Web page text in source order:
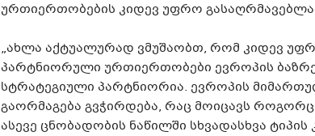
ურთიერთობების კიდევ უფრო
„ახლა აქტუალურად ვმუშაობთ, რომ კიდევ
პარტნიორული ურთიერთობები ევროპის
სტრატეგიული პარტნიორია. ევროპის
გაორმაგება გვჭირდება, რაც მოიცავს როგორც
ასევე ცნობადობის ნაწილში სხვადასხვა ტიპის